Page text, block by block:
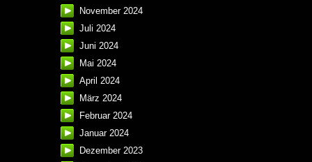
November 2024
Juli 2024
Juni 2024
Mai 2024
April 2024
März 2024
Februar 2024
Januar 2024
Dezember 2023